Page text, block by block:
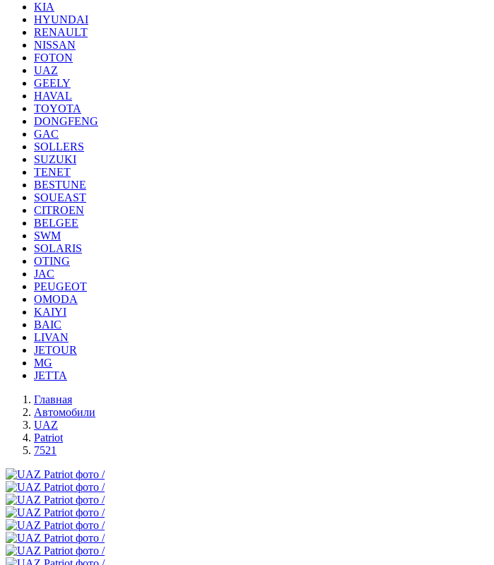
KIA
HYUNDAI
RENAULT
NISSAN
FOTON
UAZ
GEELY
HAVAL
TOYOTA
DONGFENG
GAC
SOLLERS
SUZUKI
TENET
BESTUNE
SOUEAST
CITROEN
BELGEE
SWM
SOLARIS
OTING
JAC
PEUGEOT
OMODA
KAIYI
BAIC
LIVAN
JETOUR
MG
JETTA
Главная
Автомобили
UAZ
Patriot
7521